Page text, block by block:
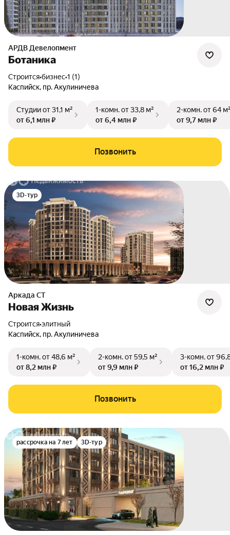
АРДВ Девелопмент
Ботаника
Строится•бизнес•1 (1)
Каспийск, пр. Акулиничева
Студииот 31,1 м²
от 6,1 млн ₽
1-комн.от 33,8 м²
от 6,4 млн ₽
2-комн.от 64
от 9,7 млн ₽
Позвонить
3D-тур
Аркада СТ
Новая Жизнь
Строится•элитный
Каспийск, пр. Акулиничева
1-комн.от 48,6 м²
от 8,2 млн ₽
2-комн.от 59,5 м²
от 9,9 млн ₽
3-комн.от
от 16,2 млн ₽
Позвонить
рассрочка на 7 лет 3D-тур